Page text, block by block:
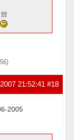
#18
21:52:41
2005